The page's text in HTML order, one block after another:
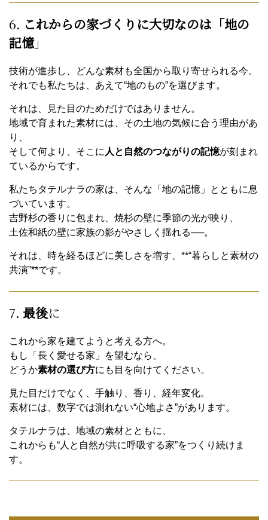
6. これからの家づくりに大切なのは「地の
記憶」
技術が進歩し、どんな素材も全国から取り寄せられる今。
それでも私たちは、あえて“地のもの”を選びます。
それは、見た目のためだけではありません。
地域で育まれた素材には、その土地の気候に合う理由があ
り、
そして何より、そこに 人と自然のつながりの記憶が刻まれ
ているからです。
私たちタテルナラの家は、そんな「地の記憶」とともに息
づいています。
吉野杉の香りに包まれ、焼杉の壁に季節の光が映り、
土佐和紙の壁に家族の影がやさしく揺れる──。
それは、時を経るほどに美しさを増す、**“暮らしと素材の
共演”**です。
7. 最後に
これから家を建てようと考える方へ。
もし「長く愛せる家」を望むなら、
どうか素材の選び方にも目を向けてください。
見た目だけでなく、手触り、香り、経年変化。
素材には、数字では測れない“心地よさ”があります。
タテルナラは、地域の素材とともに、
これからも“人と自然が共に呼吸する家”をつくり続けま
す。